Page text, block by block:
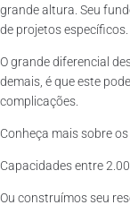
grande altura. Seu
de projetos específicos.
O grande diferencial
demais, é que este
complicações.
Conheça mais sobre
Capacidades entre
Ou construímos seu